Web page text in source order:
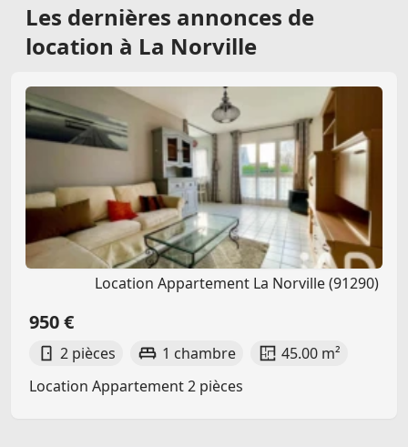
Les dernières annonces de
location à La Norville
Location Appartement La Norville (91290)
950 €
2 pièces 1 chambre
45.00 m²
Location Appartement 2 pièces